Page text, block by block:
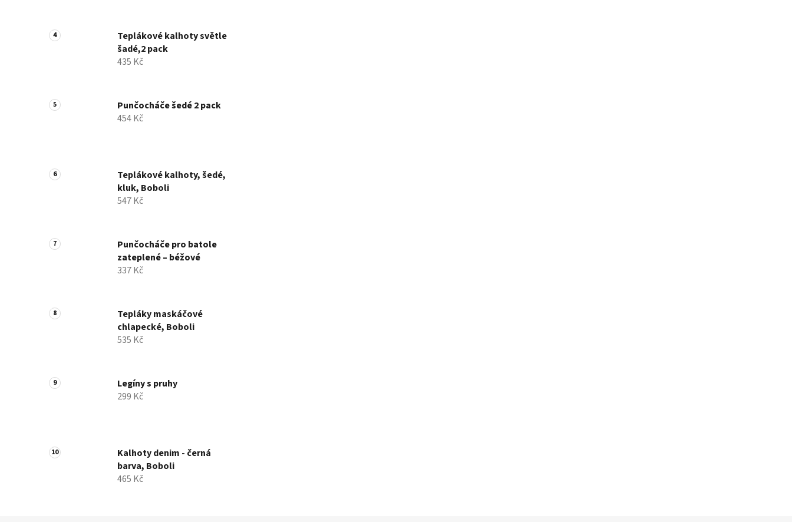
Teplákové kalhoty světle
šadé,2 pack
435 Kč
Punčocháče šedé 2 pack
454 Kč
Teplákové kalhoty, šedé,
kluk, Boboli
547 Kč
Punčocháče pro batole
zateplené – béžové
337 Kč
Tepláky maskáčové
chlapecké, Boboli
535 Kč
Legíny s pruhy
299 Kč
Kalhoty denim - černá
barva, Boboli
465 Kč